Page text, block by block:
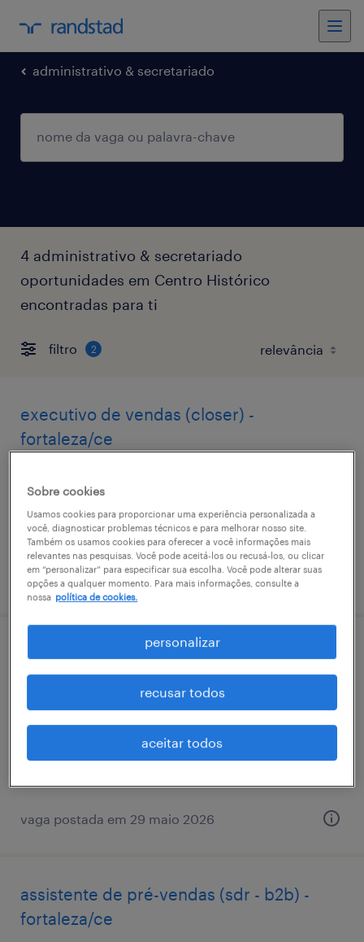
administrativo & secretariado
4 administrativo & secretariado
oportunidades em Centro Histórico
encontradas para ti
filtro 2
executivo de vendas (closer) -
fortaleza/ce
permanente
vaga postada em 18 maio 2026
assistente de qualidade - vitória - es
centro, espírito santo
R$2,501 - R$3,500 por mês
vaga postada em 29 maio 2026
assistente de pré-vendas (sdr - b2b) -
fortaleza/ce
Sobre cookies
Usamos cookies para proporcionar uma experiência personalizada a
você, diagnosticar problemas técnicos e para melhorar nosso site.
Também os usamos cookies para oferecer a você informações mais
relevantes nas pesquisas. Você pode aceitá-los ou recusá-los, ou clicar
em “personalizar” para especificar sua escolha. Você pode alterar suas
opções a qualquer momento. Para mais informações, consulte a
nossa política de cookies.
personalizar
recusar todos
aceitar todos